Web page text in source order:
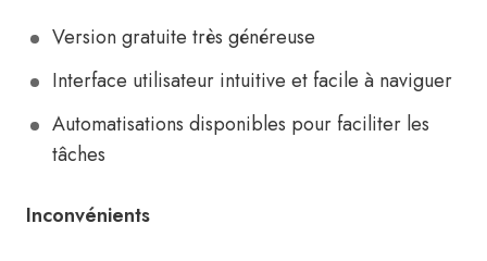
Version gratuite très généreuse
Interface utilisateur intuitive et facile à naviguer
Automatisations disponibles pour faciliter les
tâches
Inconvénients